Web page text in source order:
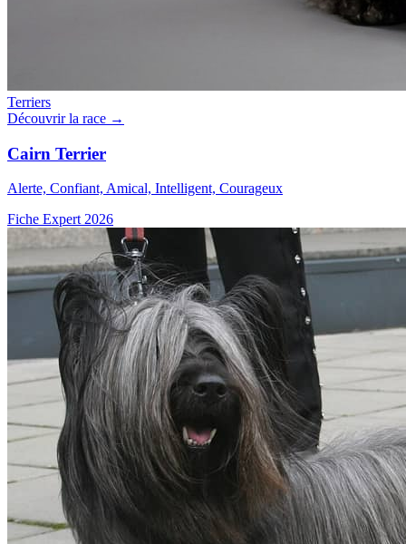
Terriers
Découvrir la race →
Cairn Terrier
Alerte, Confiant, Amical, Intelligent, Courageux
Fiche Expert 2026